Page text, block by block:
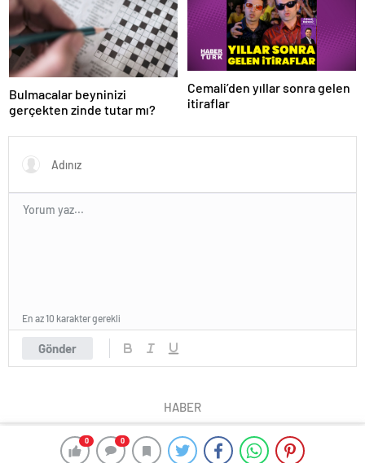
0 0
Bulmacalar beyninizi
gerçekten zinde tutar mı?
Cemali’den yıllar sonra gelen
itiraflar
Gönder
En az 10 karakter gerekli
HABER